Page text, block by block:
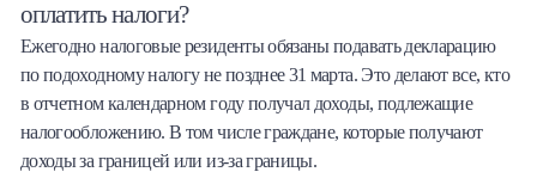
оплатить налоги?
Ежегодно налоговые резиденты обязаны подавать декларацию
по подоходному налогу не позднее 31 марта. Это делают все, кто
в отчетном календарном году получал доходы, подлежащие
налогообложению. В том числе граждане, которые получают
доходы за границей или из-за границы.